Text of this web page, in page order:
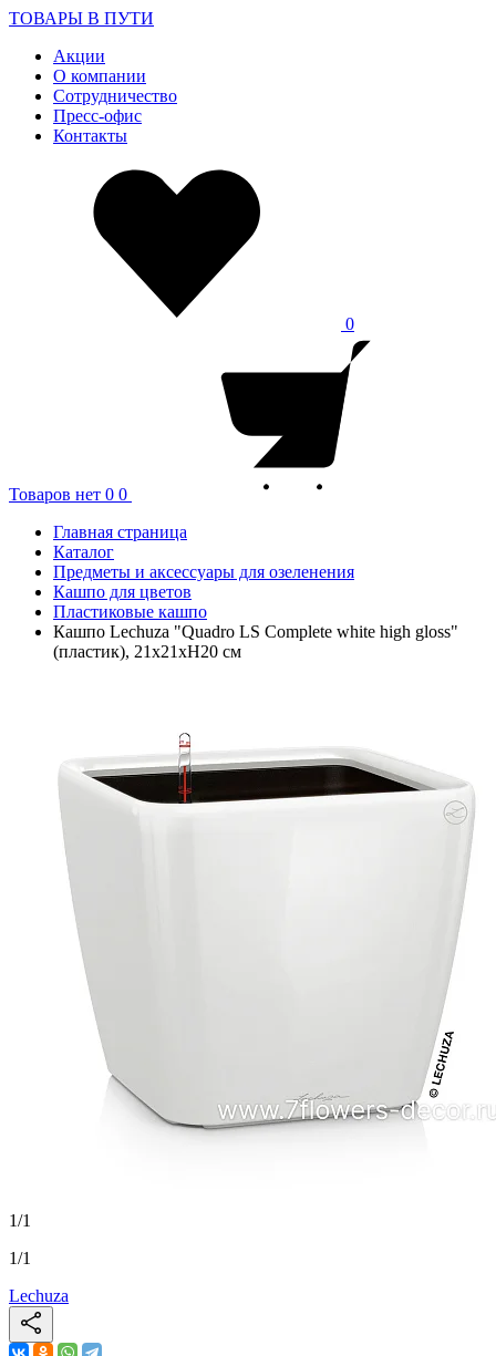
ТОВАРЫ В ПУТИ
Акции
О компании
Сотрудничество
Пресс-офис
Контакты
0
Товаров нет 0 0
Главная страница
Каталог
Предметы и аксессуары для озеленения
Кашпо для цветов
Пластиковые кашпо
Кашпо Lechuza "Quadro LS Complete white high gloss"
(пластик), 21x21xH20 см
1/1
1/1
Lechuza